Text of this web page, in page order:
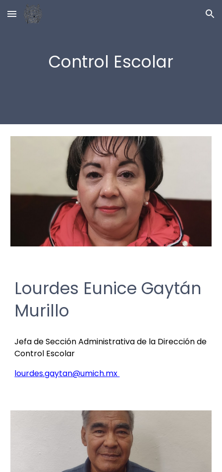
Skip to main content Skip to navigation
Control Escolar
Lourdes Eunice Gaytán
Murillo
Jefa de Sección Administrativa de la Dirección de
Control Escolar
lourdes.gaytan@umich.mx